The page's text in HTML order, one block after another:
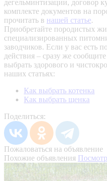
дегельминтизации, договор
комплекте документов на
прочитать в нашей статье.
Приобретайте породистых
специализированных
заводчиков. Если у вас есть
действия – сразу же
выбрать здорового и
наших статьях:
Как выбрать котенка
Как выбрать щенка
Поделиться:
Пожаловаться на объявление
Похожие объявления